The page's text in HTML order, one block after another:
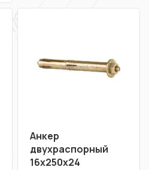
Анкер
двухраспорный
16х250х24